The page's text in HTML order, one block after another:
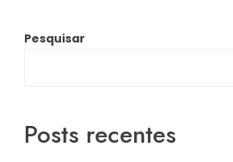
Pesquisar
Posts recentes